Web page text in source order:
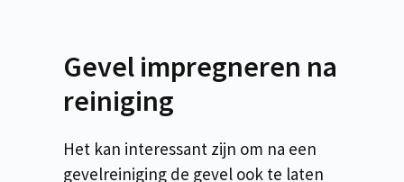
Gevel impregneren na
reiniging
Het kan interessant zijn om na een
gevelreiniging de gevel ook te laten